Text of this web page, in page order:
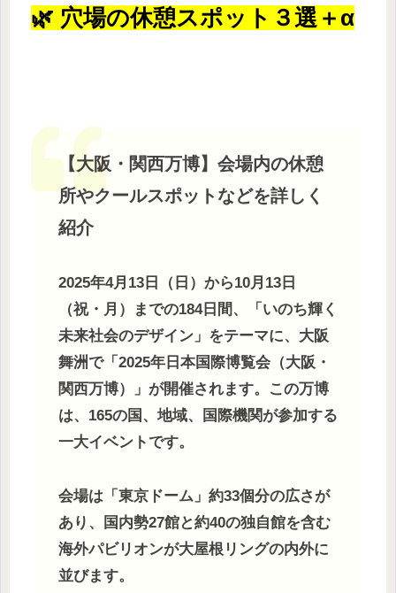
🌿 穴場の休憩スポット３選＋α
【大阪・関西万博】会場内の休憩
所やクールスポットなどを詳しく
紹介
2025年4月13日（日）から10月13日
（祝・月）までの184日間、「いのち輝く
未来社会のデザイン」をテーマに、大阪
舞洲で「2025年日本国際博覧会（大阪・
関西万博）」が開催されます。この万博
は、165の国、地域、国際機関が参加する
一大イベントです。
会場は「東京ドーム」約33個分の広さが
あり、国内勢27館と約40の独自館を含む
海外パビリオンが大屋根リングの内外に
並びます。